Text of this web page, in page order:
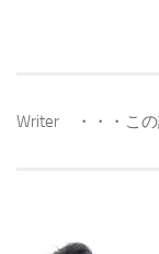
Writer ・・・この